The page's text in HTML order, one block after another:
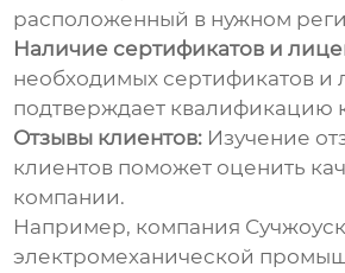
расположенный в нужном
Наличие сертификатов и
необходимых сертификатов и
подтверждает квалификацию
Отзывы клиентов: Изучение
клиентов поможет оценить
компании.
Например, компания
электромеханической